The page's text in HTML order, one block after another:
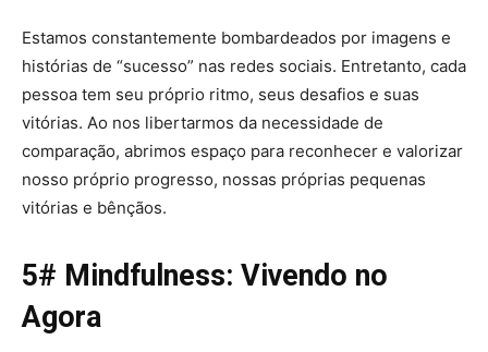
Estamos constantemente bombardeados por imagens e
histórias de “sucesso” nas redes sociais. Entretanto, cada
pessoa tem seu próprio ritmo, seus desafios e suas
vitórias. Ao nos libertarmos da necessidade de
comparação, abrimos espaço para reconhecer e valorizar
nosso próprio progresso, nossas próprias pequenas
vitórias e bênçãos.
5# Mindfulness: Vivendo no
Agora